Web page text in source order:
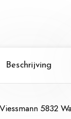
Beschrijving
Viessmann 5832